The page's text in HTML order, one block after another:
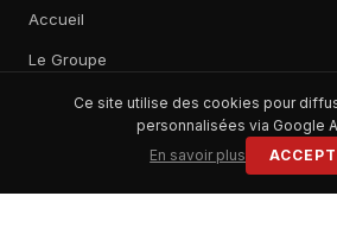
Accueil
Le Groupe
Notre histoire
Ce site utilise des cookies pour
personnalisées via Google
En savoir plus